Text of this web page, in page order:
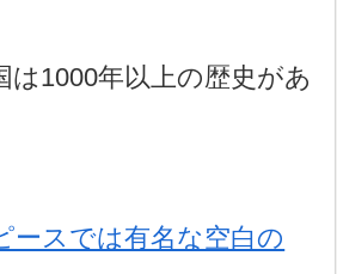
は1000年以上の歴史があ
ースでは有名な空白の